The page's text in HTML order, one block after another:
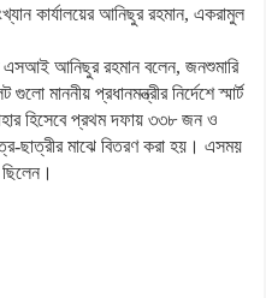
কার্যালয়ের আনিছুর রহমান, একরামুল
এসআই আনিছুর রহমান বলেন, জনশুমারি
মাননীয় প্রধানমন্ত্রীর নির্দেশে স্মার্ট
হিসেবে প্রথম দফায় ৩৩৮ জন ও
ছাত্রীর মাঝে বিতরণ করা হয়। এসময়